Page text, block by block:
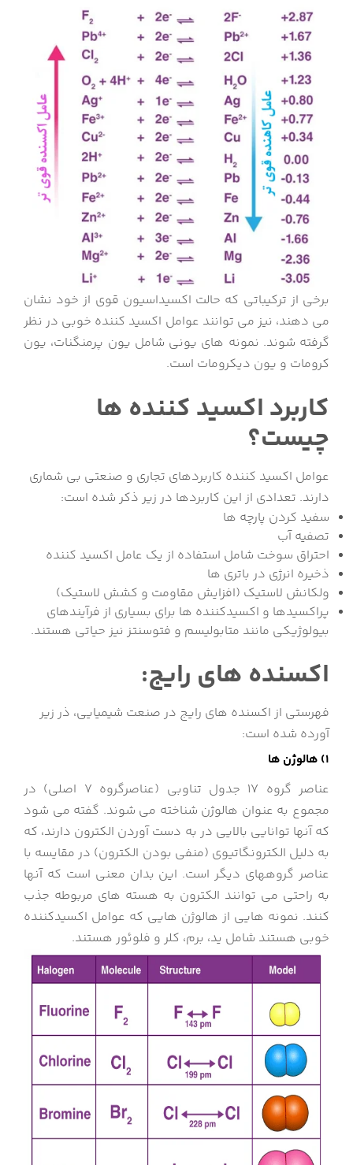
برخی از ترکیباتی که حالت اکسیداسیون قوی از خود نشان
می دهند، نیز می توانند عوامل اکسید کننده خوبی در نظر
گرفته شوند. نمونه های یونی شامل یون پرمنگنات، یون
کرومات و یون دیکرومات است.
کاربرد اکسید کننده ها
چیست؟
عوامل اکسید کننده کاربردهای تجاری و صنعتی بی شماری
دارند. تعدادی از این کاربردها در زیر ذکر شده است:
سفید کردن پارچه ها
تصفیه آب
احتراق سوخت شامل استفاده از یک عامل اکسید کننده
ذخیره انرژی در باتری ها
ولکانش لاستیک (افزایش مقاومت و کشش لاستیک)
پراکسیدها و اکسیدکننده ها برای بسیاری از فرآیندهای
بیولوژیکی مانند متابولیسم و فتوسنتز نیز حیاتی هستند.
اکسنده های رایج:
فهرستی از اکسنده های رایج در صنعت شیمیایی، ذر زیر
آورده شده است:
1) هالوژن ها
عناصر گروه 17 جدول تناوبی (عناصرگروه 7 اصلی) در
مجموع به عنوان هالوژن شناخته می شوند. گفته می شود
که آنها توانایی بالایی در به دست آوردن الکترون دارند، که
به دلیل الکترونگاتیوی (منفی بودن الکترون) در مقایسه با
عناصر گروههای دیگر است. این بدان معنی است که آنها
به راحتی می توانند الکترون به هسته های مربوطه جذب
کنند. نمونه هایی از هالوژن هایی که عوامل اکسیدکننده
خوبی هستند شامل ید، برم، کلر و فلوئور هستند.